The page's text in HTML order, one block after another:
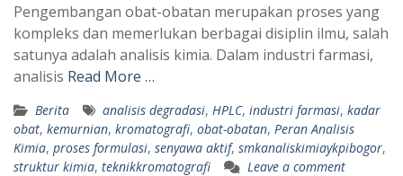
Pengembangan obat-obatan merupakan proses yang
kompleks dan memerlukan berbagai disiplin ilmu, salah
satunya adalah analisis kimia. Dalam industri farmasi,
analisis Read More …
Berita analisis degradasi, HPLC, industri farmasi, kadar
obat, kemurnian, kromatografi, obat-obatan, Peran Analisis
Kimia, proses formulasi, senyawa aktif, smkanaliskimiaykpibogor,
struktur kimia, teknikkromatografi Leave a comment